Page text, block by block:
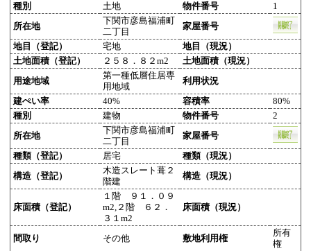
種別 土地 物件番号 1
所在地
下関市彦島福浦町
二丁目
家屋番号
地目（登記） 宅地
地目（現況）
土地面積（登記）
２５８．８２m2 土地面積（現況）
用途地域
第一種低層住居専
用地域
利用状況
建ぺい率 40% 容積率
80%
種別
建物 物件番号 2
所在地
下関市彦島福浦町
二丁目
家屋番号
種類（登記） 居宅 種類（現況）
構造（登記）
木造スレート葺２
階建
構造（現況）
床面積（登記）
１階 ９１．０９
m2,２階 ６２．
３１m2
床面積（現況）
間取り その他 敷地利用権
所有
権